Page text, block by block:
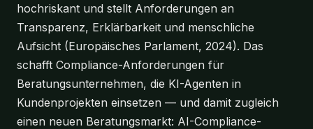
hochriskant und stellt Anforderungen an
Transparenz, Erklärbarkeit und menschliche
Aufsicht (Europäisches Parlament, 2024). Das
schafft Compliance-Anforderungen für
Beratungsunternehmen, die KI-Agenten in
Kundenprojekten einsetzen — und damit zugleich
einen neuen Beratungsmarkt: AI-Compliance-